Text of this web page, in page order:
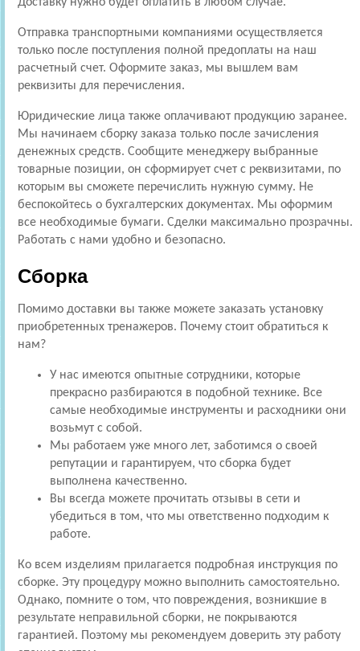
Отправка транспортными компаниями осуществляется
только после поступления полной предоплаты на наш
расчетный счет. Оформите заказ, мы вышлем вам
реквизиты для перечисления.
Юридические лица также оплачивают продукцию заранее.
Мы начинаем сборку заказа только после зачисления
денежных средств. Сообщите менеджеру выбранные
товарные позиции, он сформирует счет с реквизитами, по
которым вы сможете перечислить нужную сумму. Не
беспокойтесь о бухгалтерских документах. Мы оформим
все необходимые бумаги. Сделки максимально прозрачны.
Работать с нами удобно и безопасно.
Сборка
Помимо доставки вы также можете заказать установку
приобретенных тренажеров. Почему стоит обратиться к
нам?
У нас имеются опытные сотрудники, которые
прекрасно разбираются в подобной технике. Все
самые необходимые инструменты и расходники они
возьмут с собой.
Мы работаем уже много лет, заботимся о своей
репутации и гарантируем, что сборка будет
выполнена качественно.
Вы всегда можете прочитать отзывы в сети и
убедиться в том, что мы ответственно подходим к
работе.
Ко всем изделиям прилагается подробная инструкция по
сборке. Эту процедуру можно выполнить самостоятельно.
Однако, помните о том, что повреждения, возникшие в
результате неправильной сборки, не покрываются
гарантией. Поэтому мы рекомендуем доверить эту работу